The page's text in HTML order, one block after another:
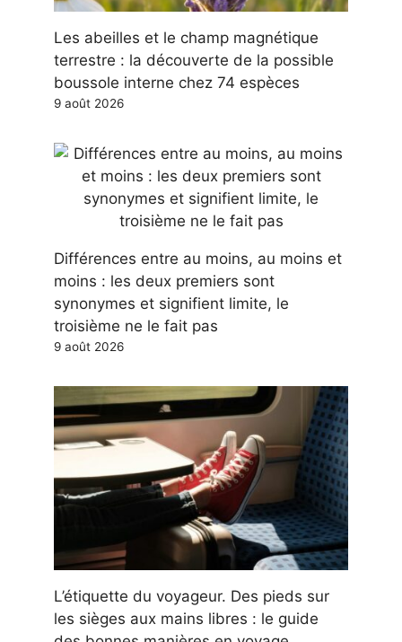
Les abeilles et le champ magnétique
terrestre : la découverte de la possible
boussole interne chez 74 espèces
9 août 2026
Différences entre au moins, au moins et
moins : les deux premiers sont
synonymes et signifient limite, le
troisième ne le fait pas
9 août 2026
L’étiquette du voyageur. Des pieds sur
les sièges aux mains libres : le guide